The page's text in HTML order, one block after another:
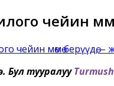
чейин
чейин мөмө берүүдө, –
Бул тууралууTurmush